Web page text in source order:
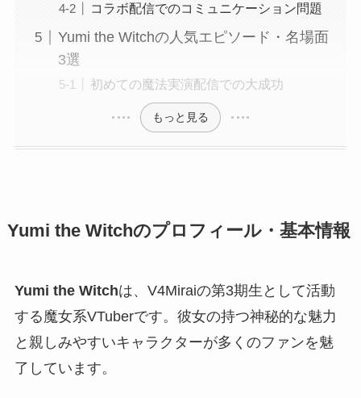
コラボ配信でのコミュニケーション問題
Yumi the Witchの人気エピソード・名場面
3選
初めての魔法実演配信での大成功
もっと見る
Yumi the Witchのプロフィール・基本情報
Yumi the Witchは、V4Miraiの第3期生として活動
する魔女系VTuberです。彼女の持つ神秘的な魅力
と親しみやすいキャラクターが多くのファンを魅
了しています。